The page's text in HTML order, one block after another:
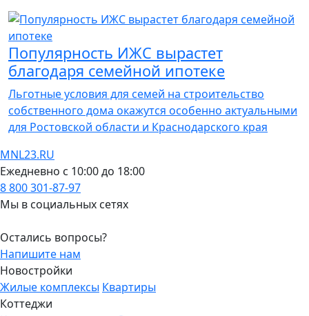
Популярность ИЖС вырастет
благодаря семейной ипотеке
Льготные условия для семей на строительство
собственного дома окажутся особенно актуальными
для Ростовской области и Краснодарского края
MNL23.RU
Ежедневно с 10:00 до 18:00
8 800 301-87-97
Мы в социальных сетях
Остались вопросы?
Напишите нам
Новостройки
Жилые комплексы Квартиры
Коттеджи